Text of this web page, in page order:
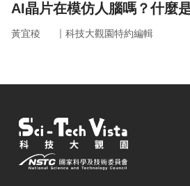
AI晶片在模仿人腦嗎？什麼
黃宜稜 ｜ 科技大觀園特約編輯